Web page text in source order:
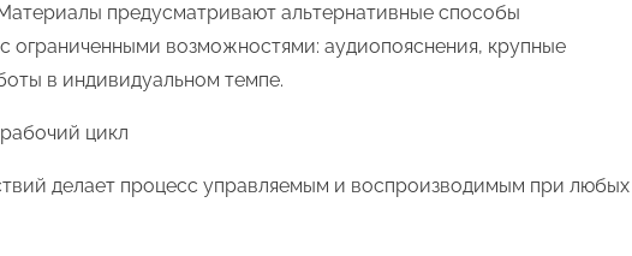
предусматривают альтернативные способы
ограниченными возможностями: аудиопояснения, крупные
в индивидуальном темпе.
цикл
делает процесс управляемым и воспроизводимым при любых